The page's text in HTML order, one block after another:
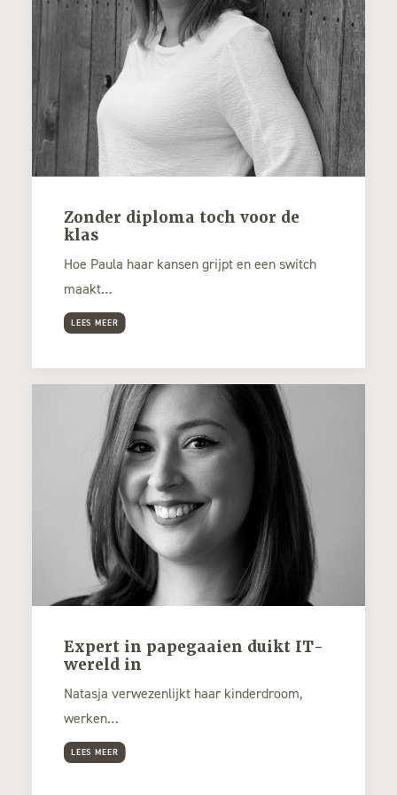
Zonder diploma toch voor de
klas
Hoe Paula haar kansen grijpt en een switch
maakt…
LEES MEER
Expert in papegaaien duikt IT-
wereld in
Natasja verwezenlijkt haar kinderdroom,
werken…
LEES MEER